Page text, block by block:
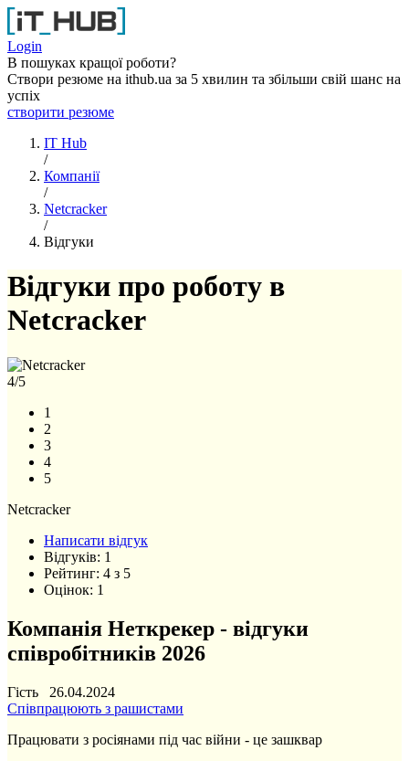
Перейти до основного вмісту
Login
В пошуках кращої роботи?
Створи резюме на ithub.ua за 5 хвилин та збільши свій шанс на
успіх
створити резюме
IT Hub
/
Компанії
/
Netcracker
/
Відгуки
Відгуки про роботу в
Netcracker
4/5
1
2
3
4
5
Netcracker
Написати відгук
Відгуків: 1
Рейтинг: 4 з 5
Оцінок: 1
Компанія Неткрекер - відгуки
співробітників 2026
Гість 26.04.2024
Співпрацюють з рашистами
Працювати з росіянами під час війни - це зашквар